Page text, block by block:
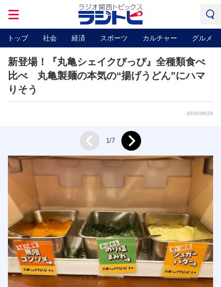
トップ 社会 経済 スポーツ カルチャー グルメ
新登場！『丸亀シェイクぴっぴ』全種類食べ
比べ 丸亀製麺の本気の“揚げうどん”にハマ
りそう
2025/06/26
Prev 1/7 Next